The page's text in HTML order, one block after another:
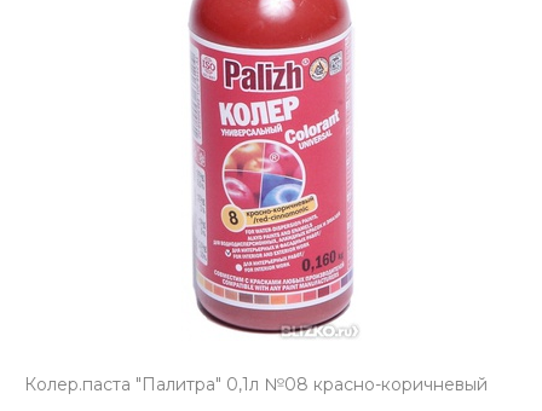
Колер.паста "Палитра" 0,1л №08 красно-коричневый